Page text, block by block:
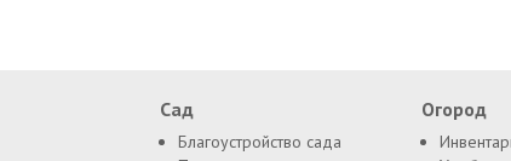
Сад
Благоустройство сада
Огород